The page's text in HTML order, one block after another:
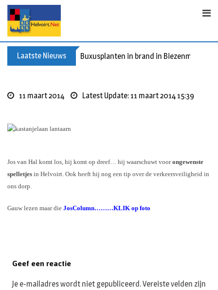
Skip
content
Laatste Nieuws Buxusplanten in brand in Biezenmortel,
11 maart 2014 Latest Update: 11 maart 2014 15:39
Jos van Hal komt los, hij komt op dreef… hij waarschuwt voorongewenste
spelletjes in Helvoirt. Ook heeft hij nog een tip over de verkeersveiligheid in
ons dorp.
Gauw lezen maar die JosColumn………KLIK op foto
Geef een reactie
Je e-mailadres wordt niet gepubliceerd.Vereiste velden zijn